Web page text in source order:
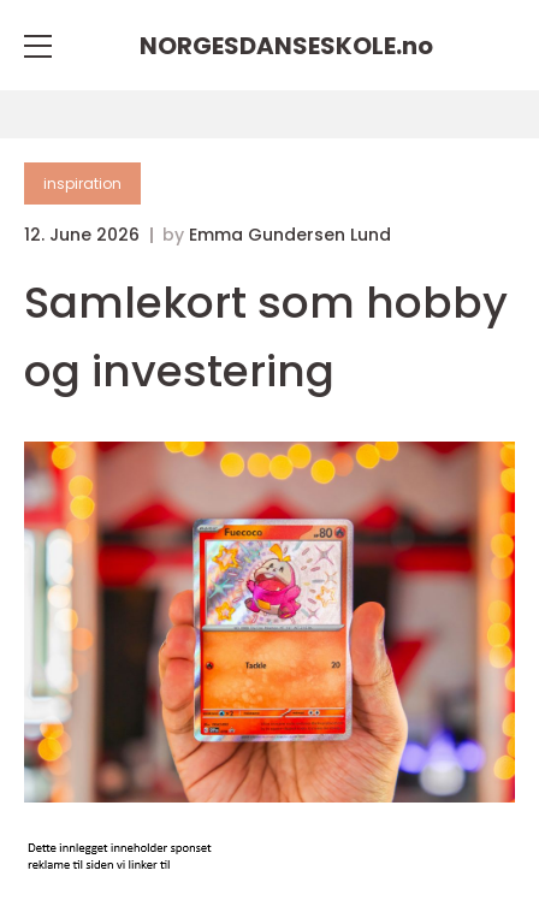
NORGESDANSESKOLE.no
inspiration
12. June 2026 by Emma Gundersen Lund
Samlekort som hobby
og investering